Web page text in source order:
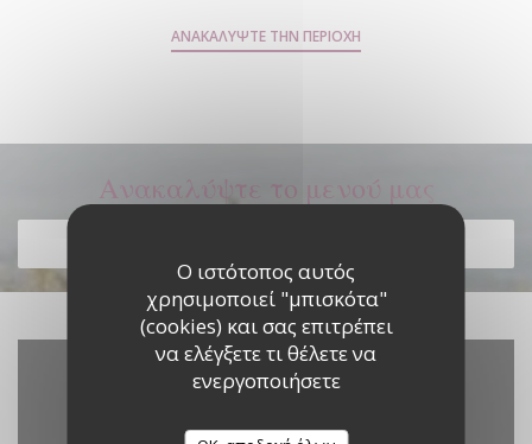
Ο ιστότοπος αυτός
χρησιμοποιεί "μπισκότα"
(cookies) και σας επιτρέπει
να ελέγξετε τι θέλετε να
ενεργοποιήσετε
ΑΝΑΚΑΛΎΨΤΕ ΤΗΝ ΠΕΡΙΟΧΉ
Ανακαλύψτε το μενού μας